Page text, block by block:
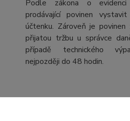
Podle zákona o
prodávající povinen vystavit
účtenku. Zároveň je povinen
přijatou tržbu u správce
případě technického
nejpozději do 48 hodin.